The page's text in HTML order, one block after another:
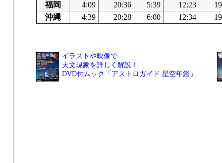
福岡
4:09 20:36 5:39 12:23
沖縄
4:39 20:28 6:00 12:34
イラストや映像で
天文現象を詳しく解説！
DVD付ムック「アストロガイド 星空年鑑」